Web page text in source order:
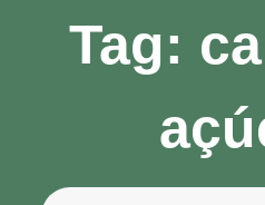
Tag: